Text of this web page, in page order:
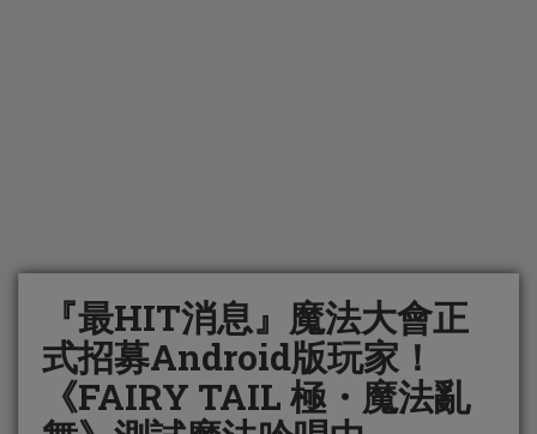
『最HIT消息』魔法大會正
式招募Android版玩家！
《FAIRY TAIL 極・魔法亂